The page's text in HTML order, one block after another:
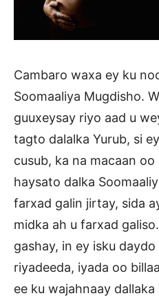
Cambaro waxa ey ku
Soomaaliya Mugdisho.
guuxeysay riyo aad u
tagto dalalka Yurub, si
cusub, ka na macaan
haysato dalka
farxad galin jirtay, sida
midka ah u farxad
gashay, in ey isku
riyadeeda, iyada oo
ee ku wajahnaay